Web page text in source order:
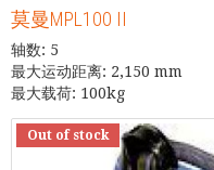
莫曼MPL100 II
轴数: 5
最大运动距离: 2,150 mm
最大载荷: 100kg
Out of stock